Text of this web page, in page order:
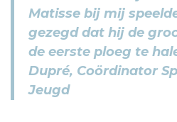
Matisse bij mij
gezegd dat hij de
de eerste ploeg te
Dupré, Coördinator
Jeugd